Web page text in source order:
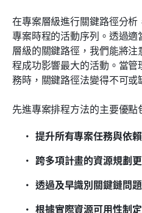
在專案層級進行關鍵路徑分
專案時程的活動序列。透過
層級的關鍵路徑，我們能將
程成功影響最大的活動。當
務時，關鍵路徑法變得不可或
先進專案排程方法的主要優點
提升所有專案任務與依
跨多項計畫的資源規劃
透過及早識別關鍵鏈問
根據實際資源可用性制